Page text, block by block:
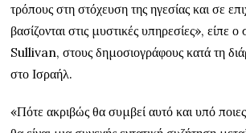
τρόπους στη στόχευση της ηγεσίας και σε
βασίζονται στις μυστικές υπηρεσίες», είπε
Sullivan, στους δημοσιογράφους κατά τη
στο Ισραήλ.
«Πότε ακριβώς θα συμβεί αυτό και υπό